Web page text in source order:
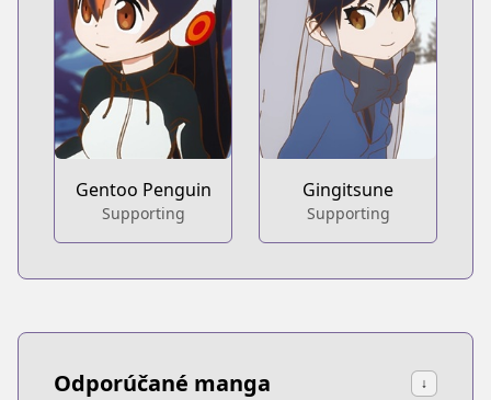
Gentoo Penguin
Supporting
Gingitsune
Supporting
Odporúčané manga ↓